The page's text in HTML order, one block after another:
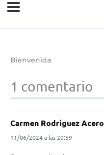
Bienvenida
1 comentario
Carmen Rodríguez Acero
11/06/2024a las 20:59